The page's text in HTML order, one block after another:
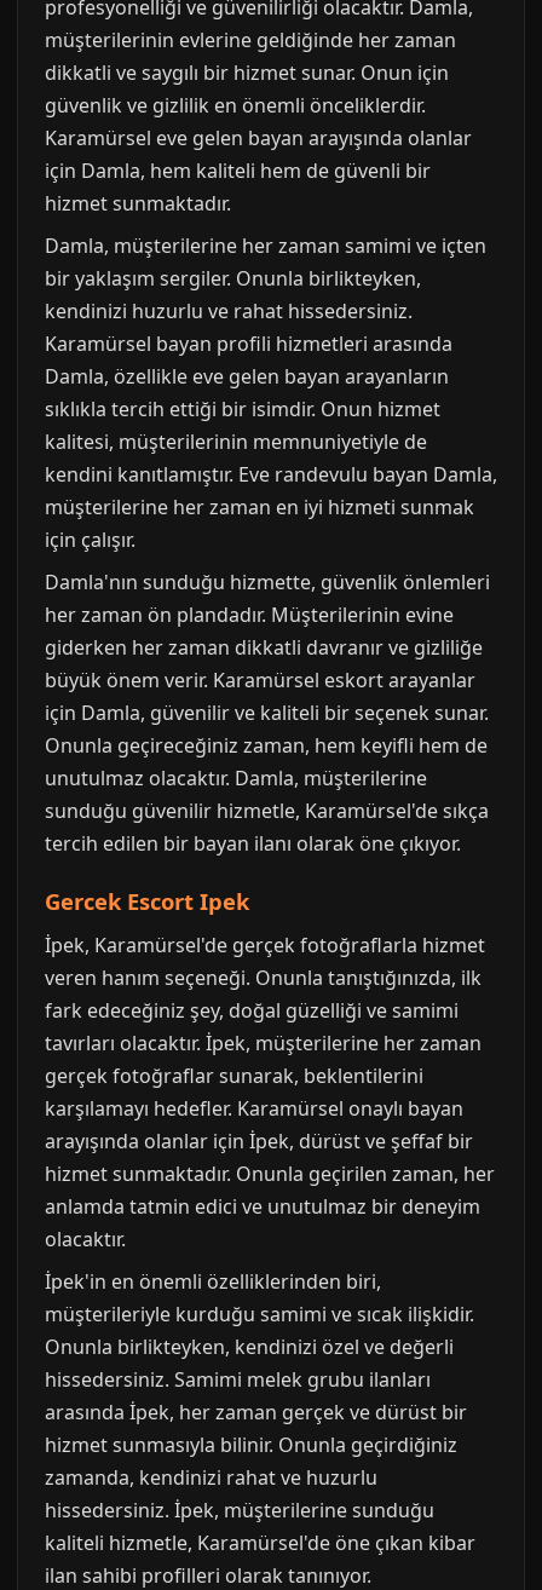
profesyonelliği ve güvenilirliği olacaktır. Damla,
müşterilerinin evlerine geldiğinde her zaman
dikkatli ve saygılı bir hizmet sunar. Onun için
güvenlik ve gizlilik en önemli önceliklerdir.
Karamürsel eve gelen bayan arayışında olanlar
için Damla, hem kaliteli hem de güvenli bir
hizmet sunmaktadır.
Damla, müşterilerine her zaman samimi ve içten
bir yaklaşım sergiler. Onunla birlikteyken,
kendinizi huzurlu ve rahat hissedersiniz.
Karamürsel bayan profili hizmetleri arasında
Damla, özellikle eve gelen bayan arayanların
sıklıkla tercih ettiği bir isimdir. Onun hizmet
kalitesi, müşterilerinin memnuniyetiyle de
kendini kanıtlamıştır. Eve randevulu bayan Damla,
müşterilerine her zaman en iyi hizmeti sunmak
için çalışır.
Damla'nın sunduğu hizmette, güvenlik önlemleri
her zaman ön plandadır. Müşterilerinin evine
giderken her zaman dikkatli davranır ve gizliliğe
büyük önem verir. Karamürsel eskort arayanlar
için Damla, güvenilir ve kaliteli bir seçenek sunar.
Onunla geçireceğiniz zaman, hem keyifli hem de
unutulmaz olacaktır. Damla, müşterilerine
sunduğu güvenilir hizmetle, Karamürsel'de sıkça
tercih edilen bir bayan ilanı olarak öne çıkıyor.
Gercek Escort Ipek
İpek, Karamürsel'de gerçek fotoğraflarla hizmet
veren hanım seçeneği. Onunla tanıştığınızda, ilk
fark edeceğiniz şey, doğal güzelliği ve samimi
tavırları olacaktır. İpek, müşterilerine her zaman
gerçek fotoğraflar sunarak, beklentilerini
karşılamayı hedefler. Karamürsel onaylı bayan
arayışında olanlar için İpek, dürüst ve şeffaf bir
hizmet sunmaktadır. Onunla geçirilen zaman, her
anlamda tatmin edici ve unutulmaz bir deneyim
olacaktır.
İpek'in en önemli özelliklerinden biri,
müşterileriyle kurduğu samimi ve sıcak ilişkidir.
Onunla birlikteyken, kendinizi özel ve değerli
hissedersiniz. Samimi melek grubu ilanları
arasında İpek, her zaman gerçek ve dürüst bir
hizmet sunmasıyla bilinir. Onunla geçirdiğiniz
zamanda, kendinizi rahat ve huzurlu
hissedersiniz. İpek, müşterilerine sunduğu
kaliteli hizmetle, Karamürsel'de öne çıkan kibar
ilan sahibi profilleri olarak tanınıyor.